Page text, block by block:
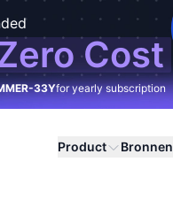
Cost
33Yfor yearly subscription
Product Bronnen